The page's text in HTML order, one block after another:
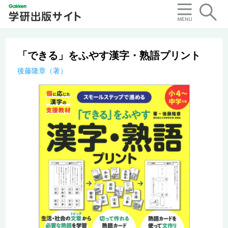
「できる」をふやす漢字・熟語プリント
後藤隆章（著）